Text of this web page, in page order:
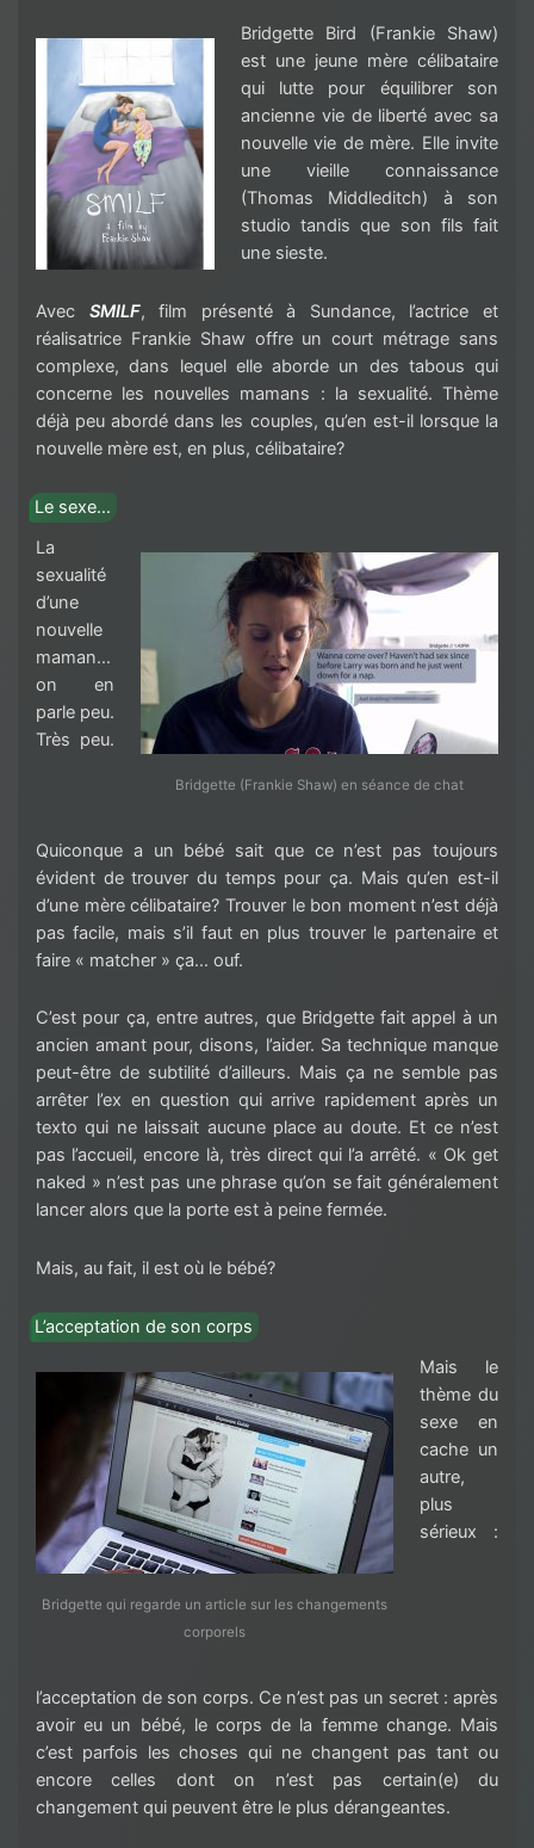
Bridgette Bird (Frankie Shaw)
est une jeune mère célibataire
qui lutte pour équilibrer son
ancienne vie de liberté avec sa
nouvelle vie de mère. Elle invite
une vieille connaissance
(Thomas Middleditch) à son
studio tandis que son fils fait
une sieste.
Avec SMILF, film présenté à Sundance, l’actrice et
réalisatrice Frankie Shaw offre un court métrage sans
complexe, dans lequel elle aborde un des tabous qui
concerne les nouvelles mamans : la sexualité. Thème
déjà peu abordé dans les couples, qu’en est-il lorsque la
nouvelle mère est, en plus, célibataire?
Le sexe…
Bridgette (Frankie Shaw) en séance de chat
La
sexualité
d’une
nouvelle
maman…
on en
parle peu.
Très peu.
Quiconque a un bébé sait que ce n’est pas toujours
évident de trouver du temps pour ça. Mais qu’en est-il
d’une mère célibataire? Trouver le bon moment n’est déjà
pas facile, mais s’il faut en plus trouver le partenaire et
faire « matcher » ça… ouf.
C’est pour ça, entre autres, que Bridgette fait appel à un
ancien amant pour, disons, l’aider. Sa technique manque
peut-être de subtilité d’ailleurs. Mais ça ne semble pas
arrêter l’ex en question qui arrive rapidement après un
texto qui ne laissait aucune place au doute. Et ce n’est
pas l’accueil, encore là, très direct qui l’a arrêté. « Ok get
naked » n’est pas une phrase qu’on se fait généralement
lancer alors que la porte est à peine fermée.
Mais, au fait, il est où le bébé?
L’acceptation de son corps
Bridgette qui regarde un article sur les changements
corporels
Mais le
thème du
sexe en
cache un
autre,
plus
sérieux :
l’acceptation de son corps. Ce n’est pas un secret : après
avoir eu un bébé, le corps de la femme change. Mais
c’est parfois les choses qui ne changent pas tant ou
encore celles dont on n’est pas certain(e) du
changement qui peuvent être le plus dérangeantes.